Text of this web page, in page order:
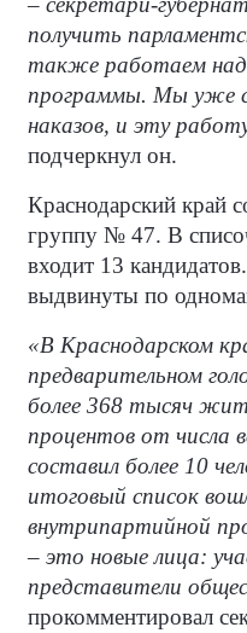
получить
также работаем над
программы. Мы уже
наказов, и эту
подчеркнул он.
Краснодарский край
группу № 47. В
входит 13
выдвинуты по
«В Краснодарском
предварительном
более 368 тысяч
процентов от числа
составил более 10
итоговый список
внутрипартийной
– это новые лица:
представители
прокомментировал